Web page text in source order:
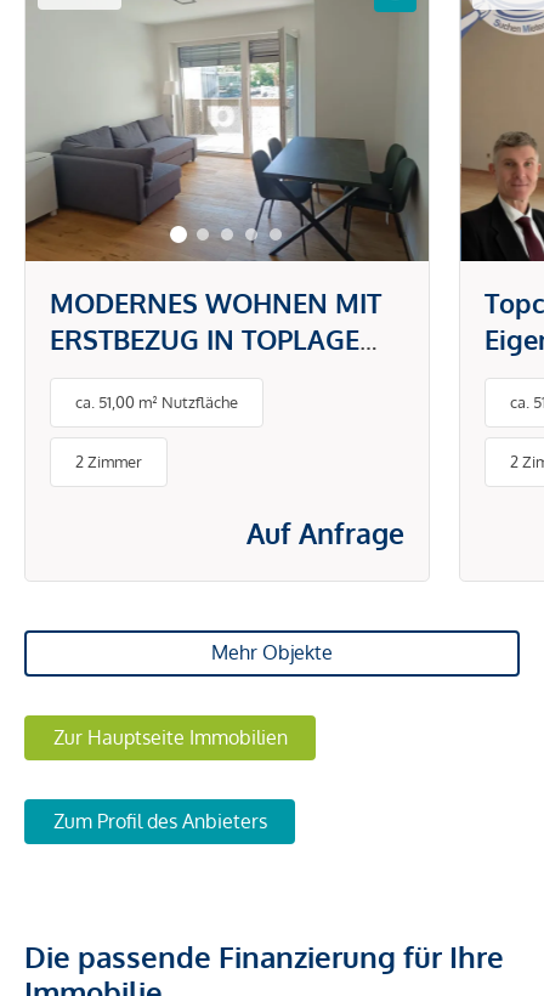
MODERNES WOHNEN MIT
ERSTBEZUG IN TOPLAGE
DONAUSTADT -
PAUSCHALMIETE INKL.
BETRIEBS- UND
ENERGIEKOSTEN
ca. 51,00 m² Nutzfläche
2 Zimmer
Auf Anfrage
ca.
2
Mehr Objekte
Zur Hauptseite Immobilien
Zum Profil des Anbieters
Die passende Finanzierung für Ihre